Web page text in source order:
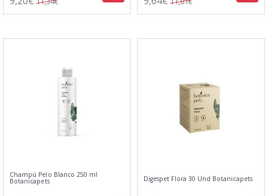
Champú Pelo Blanco 250 ml
Botanicapets Digespet Flora 30 Und Botanicapets